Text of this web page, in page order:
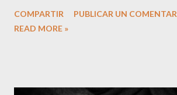
lado, la consagración de los Nazareos, las
COMPARTIR
PUBLICAR UN
READ MORE »